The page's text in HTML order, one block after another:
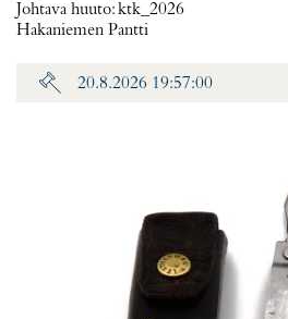
Johtava huuto:ktk_2026
Hakaniemen Pantti
20.8.2026 19:57:00